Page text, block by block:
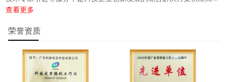
查看更多
荣誉资质